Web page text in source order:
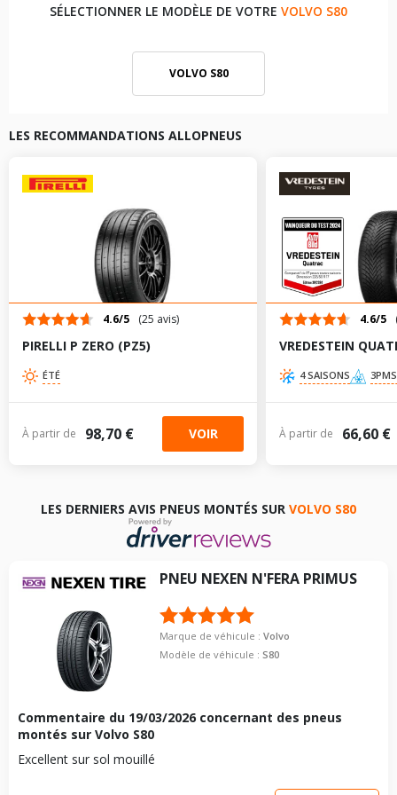
SÉLECTIONNER LE MODÈLE DE VOTRE VOLVO S80
VOLVO S80
LES RECOMMANDATIONS ALLOPNEUS
4.6/5 (25 avis)
PIRELLI P ZERO (PZ5)
ÉTÉ
À partir de 98,70 € VOIR
4.6/5
VREDESTEIN
4 SAISONS
À partir de 66,60 €
LES DERNIERS AVIS PNEUS MONTÉS SUR VOLVO S80
PNEU NEXEN N'FERA PRIMUS
Marque de véhicule : Volvo
Modèle de véhicule : S80
Commentaire du 19/03/2026 concernant des pneus
montés sur Volvo S80
Excellent sur sol mouillé